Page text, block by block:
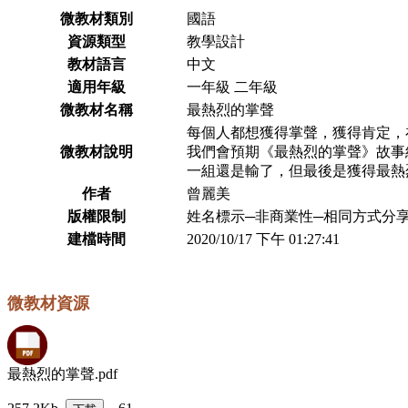
微教材類別
國語
資源類型
教學設計
教材語言
中文
適用年級
一年級 二年級
微教材名稱
最熱烈的掌聲
微教材說明
每個人都想獲得掌聲，獲得肯定
我們會預期《最熱烈的掌聲》故
一組還是輸了，但最後是獲得最
作者
曾麗美
版權限制
姓名標示─非商業性─相同方式分
建檔時間
2020/10/17 下午 01:27:41
微教材資源
最熱烈的掌聲.pdf